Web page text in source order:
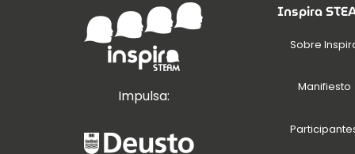
Impulsa:
Inspira
Sobre
Manifiesto